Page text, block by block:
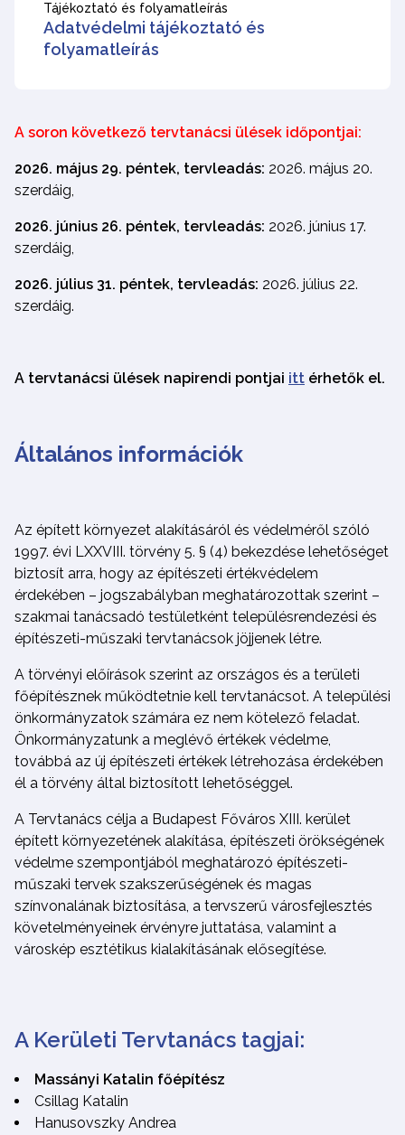
Tájékoztató és folyamatleírás
Adatvédelmi tájékoztató és
folyamatleírás
A soron következő tervtanácsi ülések időpontjai:
2026. május 29. péntek, tervleadás: 2026. május 20.
szerdáig,
2026. június 26. péntek, tervleadás: 2026. június 17.
szerdáig,
2026. július 31. péntek, tervleadás: 2026. július 22.
szerdáig.
A tervtanácsi ülések napirendi pontjai itt érhetők el.
Általános információk
Az épített környezet alakításáról és védelméről szóló
1997. évi LXXVIII. törvény 5. § (4) bekezdése lehetőséget
biztosít arra, hogy az építészeti értékvédelem
érdekében – jogszabályban meghatározottak szerint –
szakmai tanácsadó testületként településrendezési és
építészeti-műszaki tervtanácsok jöjjenek létre.
A törvényi előírások szerint az országos és a területi
főépítésznek működtetnie kell tervtanácsot. A települési
önkormányzatok számára ez nem kötelező feladat.
Önkormányzatunk a meglévő értékek védelme,
továbbá az új építészeti értékek létrehozása érdekében
él a törvény által biztosított lehetőséggel.
A Tervtanács célja a Budapest Főváros XIII. kerület
épített környezetének alakítása, építészeti örökségének
védelme szempontjából meghatározó építészeti-
műszaki tervek szakszerűségének és magas
színvonalának biztosítása, a tervszerű városfejlesztés
követelményeinek érvényre juttatása, valamint a
városkép esztétikus kialakításának elősegítése.
A Kerületi Tervtanács tagjai:
Massányi Katalin főépítész
Csillag Katalin
Hanusovszky Andrea